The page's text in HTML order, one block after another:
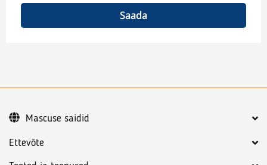
Saada
Ettevõte
Mascuse saidid